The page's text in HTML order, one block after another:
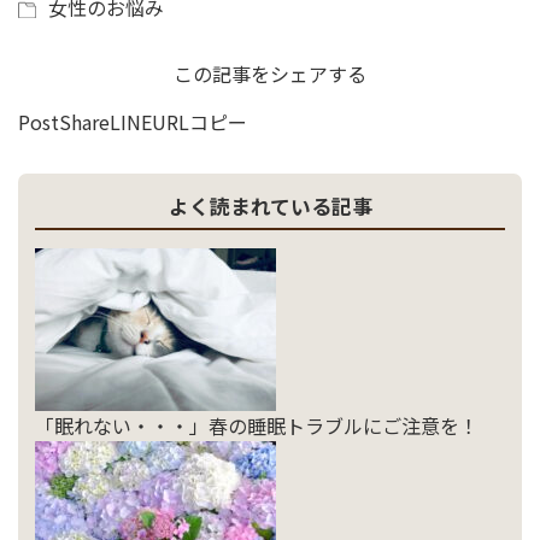
女性のお悩み
この記事をシェアする
PostShareLINEURLコピー
よく読まれている記事
「眠れない・・・」春の睡眠トラブルにご注意を！